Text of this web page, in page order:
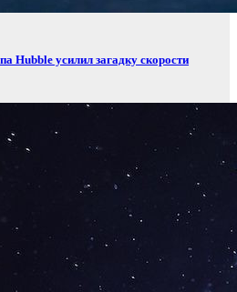
Hubble усилил загадку скорости